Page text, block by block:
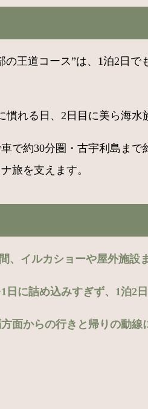
王道コース”は、1泊2日
れる日、2日目に美ら海
で約30分圏・古宇利島ま
旅を支えます。
、イルカショーや屋外施設
に詰め込みすぎず、1泊2
面からの行きと帰りの動